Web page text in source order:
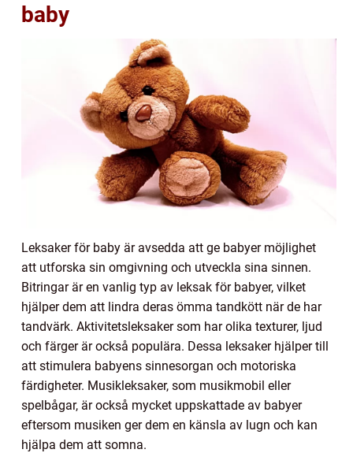
baby
Leksaker för baby är avsedda att ge babyer möjlighet
att utforska sin omgivning och utveckla sina sinnen.
Bitringar är en vanlig typ av leksak för babyer, vilket
hjälper dem att lindra deras ömma tandkött när de har
tandvärk. Aktivitetsleksaker som har olika texturer, ljud
och färger är också populära. Dessa leksaker hjälper till
att stimulera babyens sinnesorgan och motoriska
färdigheter. Musikleksaker, som musikmobil eller
spelbågar, är också mycket uppskattade av babyer
eftersom musiken ger dem en känsla av lugn och kan
hjälpa dem att somna.